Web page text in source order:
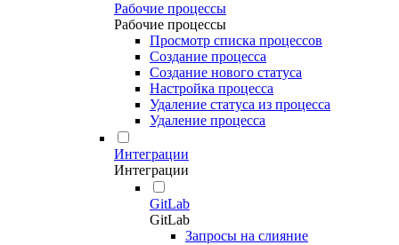
Рабочие процессы
Рабочие процессы
Просмотр списка процессов
Создание процесса
Создание нового статуса
Настройка процесса
Удаление статуса из процесса
Удаление процесса
Интеграции
Интеграции
GitLab
GitLab
Запросы на слияние